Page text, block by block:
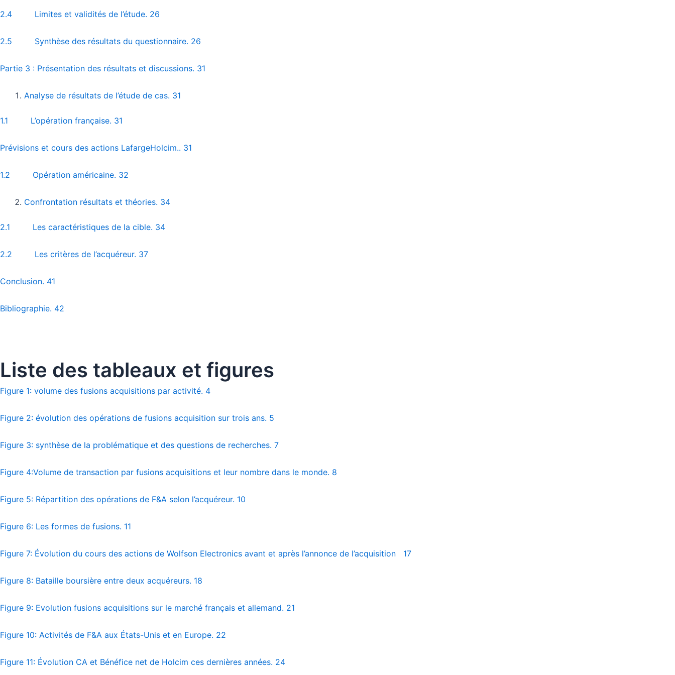
2.4 Limites et validités de l’étude. 26
2.5 Synthèse des résultats du questionnaire. 26
Partie 3 : Présentation des résultats et discussions. 31
Analyse de résultats de l’étude de cas. 31
1.1 L’opération française. 31
Prévisions et cours des actions LafargeHolcim.. 31
1.2 Opération américaine. 32
Confrontation résultats et théories. 34
2.1 Les caractéristiques de la cible. 34
2.2 Les critères de l’acquéreur. 37
Conclusion. 41
Bibliographie. 42
Liste des tableaux et figures
Figure 1: volume des fusions acquisitions par activité. 4
Figure 2: évolution des opérations de fusions acquisition sur trois ans. 5
Figure 3: synthèse de la problématique et des questions de recherches. 7
Figure 4:Volume de transaction par fusions acquisitions et leur nombre dans le monde. 8
Figure 5: Répartition des opérations de F&A selon l’acquéreur. 10
Figure 6: Les formes de fusions. 11
Figure 7: Évolution du cours des actions de Wolfson Electronics avant et après l’annonce de l’acquisition 17
Figure 8: Bataille boursière entre deux acquéreurs. 18
Figure 9: Evolution fusions acquisitions sur le marché français et allemand. 21
Figure 10: Activités de F&A aux États-Unis et en Europe. 22
Figure 11: Évolution CA et Bénéfice net de Holcim ces dernières années. 24